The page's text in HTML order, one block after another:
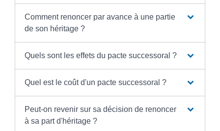
Comment renoncer par avance à une partie
de son héritage ?
Quels sont les effets du pacte successoral ?
Quel est le coût d'un pacte successoral ?
Peut-on revenir sur sa décision de renoncer
à sa part d'héritage ?